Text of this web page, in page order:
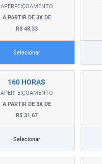
APERFEIÇOAMENTO
A PARTIR DE 3X DE
R$ 48,33
Selecionar
160 HORAS
APERFEIÇOAMENTO
A PARTIR DE 3X DE
R$ 31,67
Selecionar